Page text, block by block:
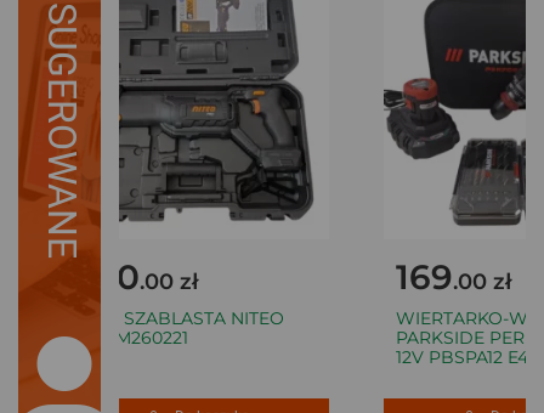
SUGEROWANE
140.00 zł
PIŁA SZABLASTA NITEO
POJM260221
169.00 zł
WIERTARKO-
PARKSIDE
12V PBSPA12 E4